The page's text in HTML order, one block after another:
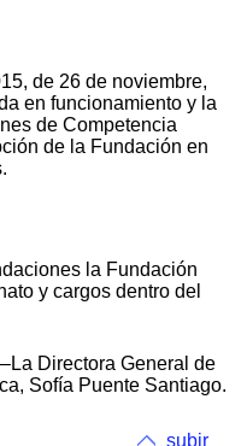
de 26 de noviembre,
en funcionamiento y la
de Competencia
de la Fundación en
la Fundación
y cargos dentro del
Directora General de
Sofía Puente Santiago.
subir